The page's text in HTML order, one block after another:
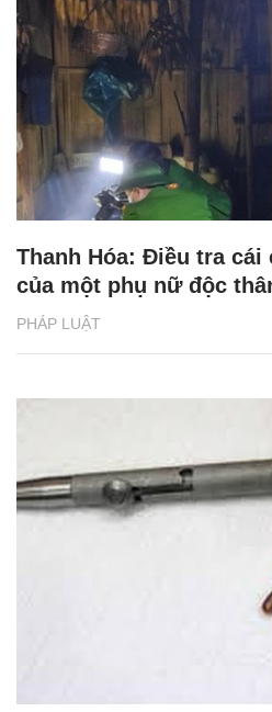
PHÁP LUẬT
Thanh Hóa: Điều tra
của một phụ nữ độc